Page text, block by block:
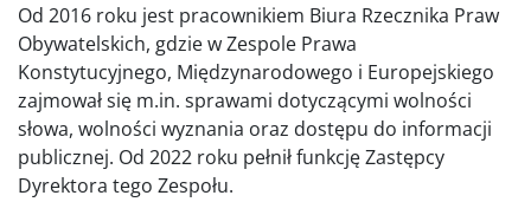
Od 2016 roku jest pracownikiem Biura Rzecznika Praw
Obywatelskich, gdzie w Zespole Prawa
Konstytucyjnego, Międzynarodowego i Europejskiego
zajmował się m.in. sprawami dotyczącymi wolności
słowa, wolności wyznania oraz dostępu do informacji
publicznej. Od 2022 roku pełnił funkcję Zastępcy
Dyrektora tego Zespołu.